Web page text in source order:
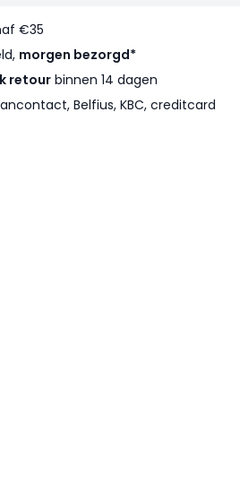
€35
morgen bezorgd*
retour binnen 14 dagen
Belfius, KBC, creditcard